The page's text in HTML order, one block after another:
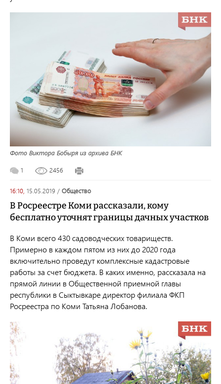
Фото Виктора Бобыря из архива БНК
1 2456
16:10, 15.05.2019 / общество
В Росреестре Коми рассказали, кому
бесплатно уточнят границы дачных участков
В Коми всего 430 садоводческих товариществ.
Примерно в каждом пятом из них до 2020 года
включительно проведут комплексные кадастровые
работы за счет бюджета. В каких именно, рассказала на
прямой линии в Общественной приемной главы
республики в Сыктывкаре директор филиала ФКП
Росреестра по Коми Татьяна Лобанова.